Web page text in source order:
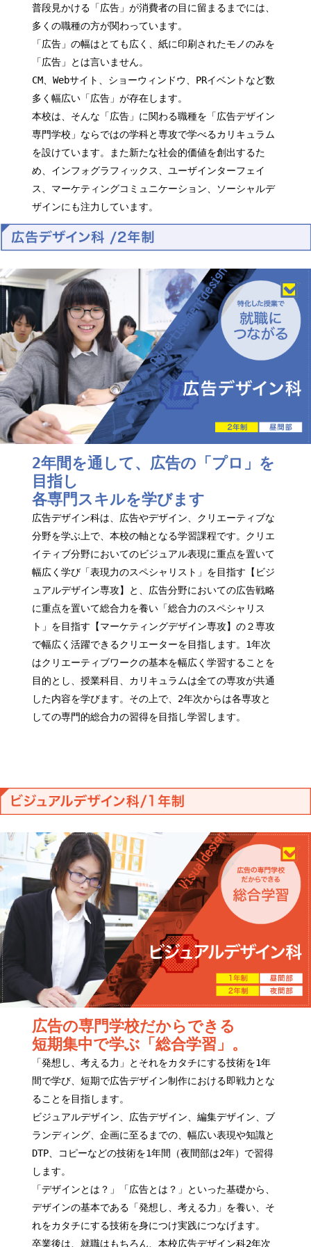
普段見かける「広告」が消費者の目に留まるまでには、
多くの職種の方が関わっています。
「広告」の幅はとても広く、紙に印刷されたモノのみを
「広告」とは言いません。
CM、Webサイト、ショーウィンドウ、PRイベントなど数
多く幅広い「広告」が存在します。
本校は、そんな「広告」に関わる職種を「広告デザイン
専門学校」ならではの学科と専攻で学べるカリキュラム
を設けています。また新たな社会的価値を創出するた
め、インフォグラフィックス、ユーザインターフェイ
ス、マーケティングコミュニケーション、ソーシャルデ
ザインにも注力しています。
2年間を通して、広告の「プロ」を
目指し
各専門スキルを学びます
広告デザイン科は、広告やデザイン、クリエーティブな
分野を学ぶ上で、本校の軸となる学習課程です。クリエ
イティブ分野においてのビジュアル表現に重点を置いて
幅広く学び「表現力のスペシャリスト」を目指す【ビジ
ュアルデザイン専攻】と、広告分野においての広告戦略
に重点を置いて総合力を養い「総合力のスペシャリス
ト」を目指す【マーケティングデザイン専攻】の２専攻
で幅広く活躍できるクリエーターを目指します。1年次
はクリエーティブワークの基本を幅広く学習することを
目的とし、授業科目、カリキュラムは全ての専攻が共通
した内容を学びます。その上で、2年次からは各専攻と
しての専門的総合力の習得を目指し学習します。
広告の専門学校だからできる
短期集中で学ぶ「総合学習」。
「発想し、考える力」とそれをカタチにする技術を1年
間で学び、短期で広告デザイン制作における即戦力とな
ることを目指します。
ビジュアルデザイン、広告デザイン、編集デザイン、ブ
ランディング、企画に至るまでの、幅広い表現や知識と
DTP、コピーなどの技術を1年間（夜間部は2年）で習得
します。
「デザインとは？」「広告とは？」といった基礎から、
デザインの基本である「発想し、考える力」を養い、そ
れをカタチにする技術を身につけ実践につなげます。
卒業後は、就職はもちろん、本校広告デザイン科2年次